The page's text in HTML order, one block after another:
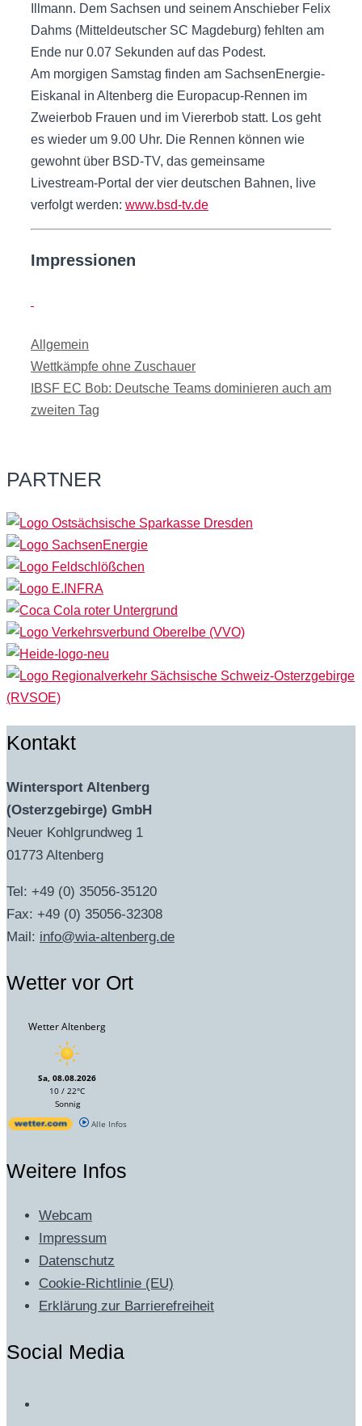
Illmann. Dem Sachsen und seinem Anschieber Felix
Dahms (Mitteldeutscher SC Magdeburg) fehlten am
Ende nur 0.07 Sekunden auf das Podest.
Am morgigen Samstag finden am SachsenEnergie-
Eiskanal in Altenberg die Europacup-Rennen im
Zweierbob Frauen und im Viererbob statt. Los geht
es wieder um 9.00 Uhr. Die Rennen können wie
gewohnt über BSD-TV, das gemeinsame
Livestream-Portal der vier deutschen Bahnen, live
verfolgt werden: www.bsd-tv.de
Impressionen
Kategorien
Allgemein
Wettkämpfe ohne Zuschauer
IBSF EC Bob: Deutsche Teams dominieren auch am
zweiten Tag
PARTNER
Kontakt
Wintersport Altenberg
(Osterzgebirge) GmbH
Neuer Kohlgrundweg 1
01773 Altenberg
Tel: +49 (0) 35056-35120
Fax: +49 (0) 35056-32308
Mail: info@wia-altenberg.de
Wetter vor Ort
Wetter Altenberg
Sa, 08.08.2026
10 / 22°C
Sonnig
Alle Infos
Weitere Infos
Webcam
Impressum
Datenschutz
Cookie-Richtlinie (EU)
Erklärung zur Barrierefreiheit
Social Media